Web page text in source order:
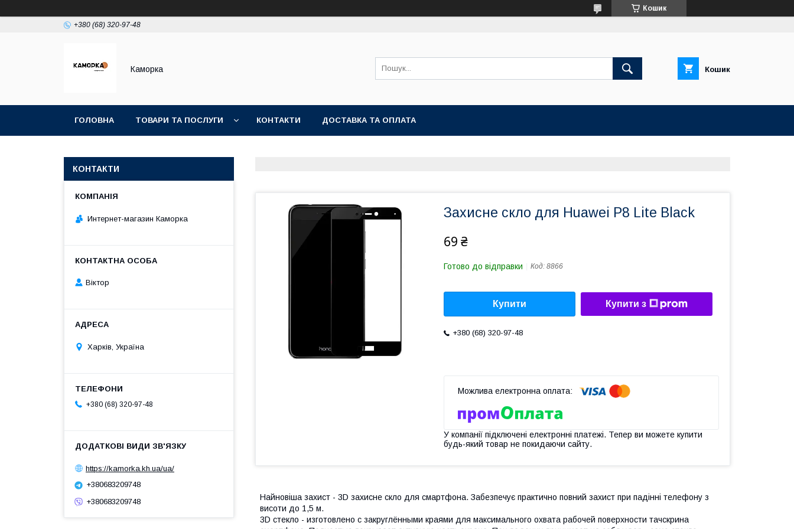
Кошик
+380 (68) 320-97-48
Каморка Кошик
ГОЛОВНА ТОВАРИ ТА ПОСЛУГИ КОНТАКТИ ДОСТАВКА ТА ОПЛАТА
Захисне скло для Huawei P8 Lite Black
69 ₴
Готово до відправки Код: 8866
Купити Купити з
+380 (68) 320-97-48
У компанії підключені електронні платежі. Тепер ви можете купити
будь-який товар не покидаючи сайту.
Найновіша захист - 3D захисне скло для смартфона. Забезпечує практично повний захист при падінні телефону з
висоти до 1,5 м.
3D стекло - изготовлено с закруглёнными краями для максимального охвата рабочей поверхности тачскрина
КОНТАКТИ
Интернет-магазин Каморка
Віктор
Харків, Україна
+380 (68) 320-97-48
https://kamorka.kh.ua/ua/
+380683209748
+380683209748